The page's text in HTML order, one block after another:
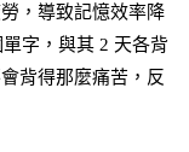
，導致記憶效率降
字，與其 2 天各背
背得那麼痛苦，反